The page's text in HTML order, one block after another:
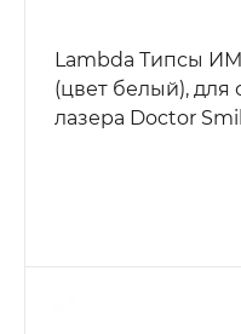
Lambda Типсы
(цвет белый), для
лазера Doctor